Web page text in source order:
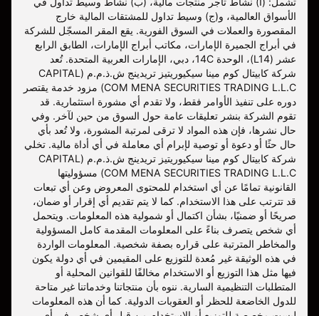
الأسواق العالمية، و(ج) وسيط تداول للمشتقات المالية خارج
المقصورة والعملات في السوق الفورية. يقع المقر المسجّل للشركة
في أبراج الجميرة الإمارات، مكاتب أبراج الإمارات، الطابق الرابع
عشر (L14)، الوحدة 14C، دبي، الإمارات العربية المتحدة. تُعد
شركة كابيتال كوم مينا سيكيوريتيز تريدينج ش.ذ.م.م (CAPITAL
COM MENA SECURITIES TRADING L.L.C) مزود خدمة يقتصر
دوره على تنفيذ الأوامر فقط، ولا تقدم أي مشورة استثمارية. قد
تقوم الشركة بنشر تعليقات عامة حول السوق من حين لآخر. وفي
حال نشرها، فإن هذه المواد لا ترقى لمرتبة المشورة، ولا تُعد بأي
حال حثًا أو دعوة أو توصية لإبرام أي معاملة في أي أداة مالية. تخلي
شركة كابيتال كوم مينا سيكيوريتيز تريدينج ش.ذ.م.م (CAPITAL
COM MENA SECURITIES TRADING L.L.C) مسؤوليتها
القانونية تمامًا عن أي استخدام للمحتوى المعروض وعن أي تبعات
قد تترتب على هذا الاستخدام. كما لا يتم تقديم أي إقرار أو ضمان،
صريحًا أو ضمنيًا، بشأن اكتمال أو شمولية هذه المعلومات. ويتحمل
أي شخص يتصرف بناءً على المعلومات المقدمة كامل المسؤولية
والمخاطر المترتبة على قراره بصفة شخصية. المعلومات الواردة
في هذه الوثيقة غير مُعدة للتوزيع على المقيمين في أي دولة يكون
فيها مثل هذا التوزيع أو الاستخدام مخالفًا للقوانين المحلية أو
المتطلبات التنظيمية السارية. ننوه بأن منتجاتنا وخدماتنا غير متاحة
للدول الخاضعة للحظر أو العقوبات الدولية. كما أن هذه المعلومات